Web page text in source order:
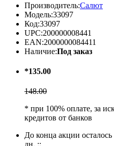
Производитель:Салют
Модель:33097
Код:33097
UPC:200000008441
EAN:2000000084411
Наличие:Под заказ
*135.00
148.00
* при 100% оплате, за
кредитов от банков
До конца акции осталось
дн. ::